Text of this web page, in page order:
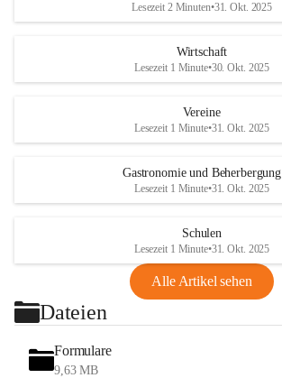
Lesezeit 2 Minuten•31. Okt. 2025
Wirtschaft
Lesezeit 1 Minute•30. Okt. 2025
Vereine
Lesezeit 1 Minute•31. Okt. 2025
Gastronomie und Beherbergung
Lesezeit 1 Minute•31. Okt. 2025
Schulen
Lesezeit 1 Minute•31. Okt. 2025
Alle Artikel sehen
Dateien
Formulare
9,63 MB